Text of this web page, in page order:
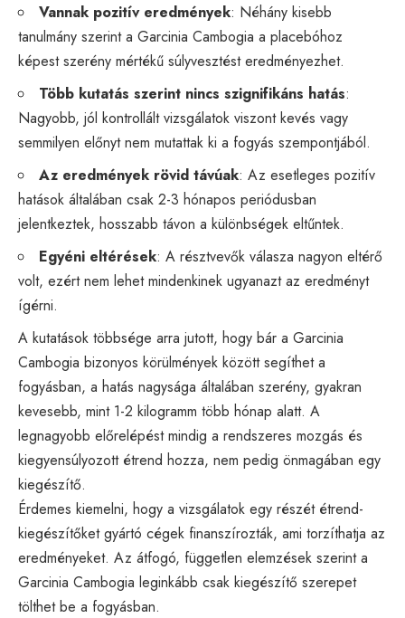
Vannak pozitív eredmények: Néhány kisebb
tanulmány szerint a Garcinia Cambogia a placebóhoz
képest szerény mértékű súlyvesztést eredményezhet.
Több kutatás szerint nincs szignifikáns hatás:
Nagyobb, jól kontrollált vizsgálatok viszont kevés vagy
semmilyen előnyt nem mutattak ki a fogyás szempontjából.
Az eredmények rövid távúak: Az esetleges pozitív
hatások általában csak 2-3 hónapos periódusban
jelentkeztek, hosszabb távon a különbségek eltűntek.
Egyéni eltérések: A résztvevők válasza nagyon eltérő
volt, ezért nem lehet mindenkinek ugyanazt az eredményt
ígérni.
A kutatások többsége arra jutott, hogy bár a Garcinia
Cambogia bizonyos körülmények között segíthet a
fogyásban, a hatás nagysága általában szerény, gyakran
kevesebb, mint 1-2 kilogramm több hónap alatt. A
legnagyobb előrelépést mindig a rendszeres mozgás és
kiegyensúlyozott étrend hozza, nem pedig önmagában egy
kiegészítő.
Érdemes kiemelni, hogy a vizsgálatok egy részét étrend-
kiegészítőket gyártó cégek finanszírozták, ami torzíthatja az
eredményeket. Az átfogó, független elemzések szerint a
Garcinia Cambogia leginkább csak kiegészítő szerepet
tölthet be a fogyásban.